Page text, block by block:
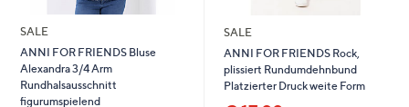
SALE
ANNI FOR FRIENDS Bluse
Alexandra 3/4 Arm
Rundhalsausschnitt
figurumspielend
SALE
ANNI FOR FRIENDS Rock,
plissiert Rundumdehnbund
Platzierter Druck weite Form